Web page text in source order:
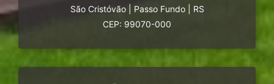
São Cristóvão
Passo Fundo
RS
CEP: 99070-000